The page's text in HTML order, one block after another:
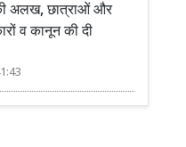
अलख, छात्राओं और
व कानून की दी